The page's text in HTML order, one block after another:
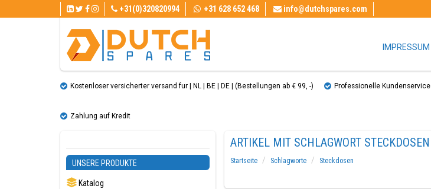
+31(0)320820994 +31 628 652 468 info@dutchspares.com
IMPRESSUM
Kostenloser versicherter versand fur | NL | BE | DE | (Bestellungen ab € 99, ​​-) Professionelle Kundenservice
Zahlung auf Kredit
UNSERE PRODUKTE
Katalog
ARTIKEL MIT SCHLAGWORT STECKDOSEN
Startseite Schlagworte
Steckdosen